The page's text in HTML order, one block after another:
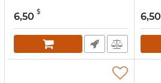
6,50 $ 6,50